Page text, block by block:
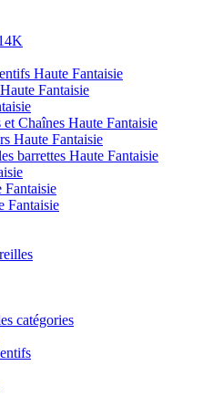
Haute Fantaisie
Fantaisie
Chaînes Haute Fantaisie
Haute Fantaisie
barrettes Haute Fantaisie
Fantaisie
Fantaisie
catégories